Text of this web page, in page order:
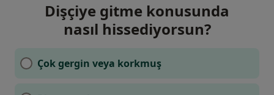
Dişçiye gitme konusunda
nasıl hissediyorsun?
Çok gergin veya korkmuş